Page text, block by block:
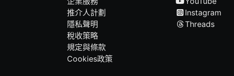
推介人計劃
隱私聲明
稅收策略
規定與條款
Cookies政策
Instagram
Threads